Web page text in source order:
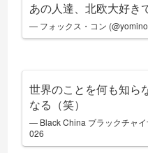
あの人達、北欧大好き
— フォックス・コン
世界のことを何も知ら
なる（笑）
— Black China ブラックチャ
026